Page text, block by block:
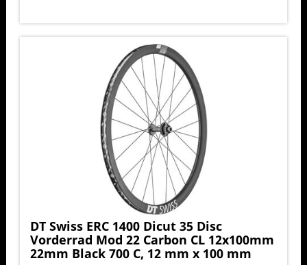
DT Swiss ERC 1400 Dicut 35 Disc
Vorderrad Mod 22 Carbon CL 12x100mm
22mm Black 700 C, 12 mm x 100 mm